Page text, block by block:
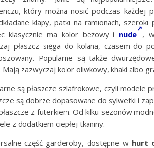
który można nosić podczas każdej
klapy, patki na ramionach,
klasycznie ma kolor beżowy i nude ,
płaszcz sięga do kolana, czasem do
Popularne są także
Mają zazwyczaj kolor oliwkowy, khaki albo
są płaszcze szlafrokowe, czyli modele
są dobrze dopasowane do sylwetki i
z futerkiem. Od kilku sezonów
z dodatkiem ciepłej tkaniny.
część garderoby, dostępne w hurt